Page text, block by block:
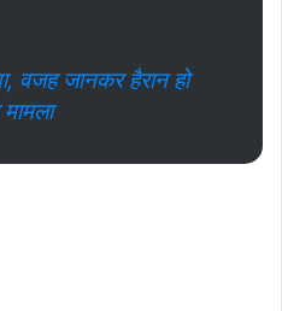
वजह जानकर हैरान हो